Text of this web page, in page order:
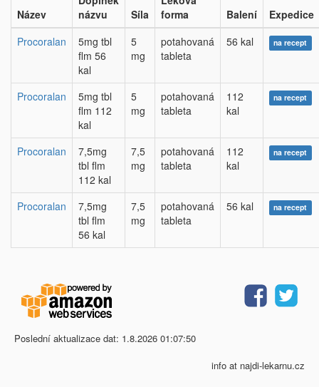
Název
názvu
Síla
forma
Balení
Expedice
Procoralan
5mg tbl
flm 56
kal
5
mg
potahovaná
tableta
56 kal na recept
Procoralan
5mg tbl
flm 112
kal
5
mg
potahovaná
tableta
112
kal
na recept
Procoralan
7,5mg
tbl flm
112 kal
7,5
mg
potahovaná
tableta
112
kal
na recept
Procoralan
7,5mg
tbl flm
56 kal
7,5
mg
potahovaná
tableta
56 kal na recept
Poslední aktualizace dat: 1.8.2026 01:07:50
info at najdi-lekarnu.cz